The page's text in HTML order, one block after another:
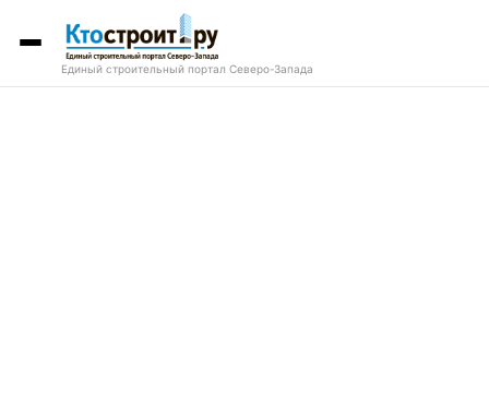
Единый строительный портал Северо-Запада